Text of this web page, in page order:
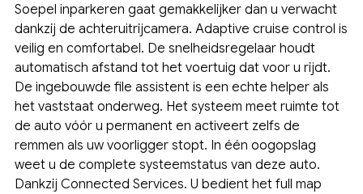
Soepel inparkeren gaat gemakkelijker dan u verwacht
dankzij de achteruitrijcamera. Adaptive cruise control is
veilig en comfortabel. De snelheidsregelaar houdt
automatisch afstand tot het voertuig dat voor u rijdt.
De ingebouwde file assistent is een echte helper als
het vaststaat onderweg. Het systeem meet ruimte tot
de auto vóór u permanent en activeert zelfs de
remmen als uw voorligger stopt. In één oogopslag
weet u de complete systeemstatus van deze auto.
Dankzij Connected Services. U bedient het full map